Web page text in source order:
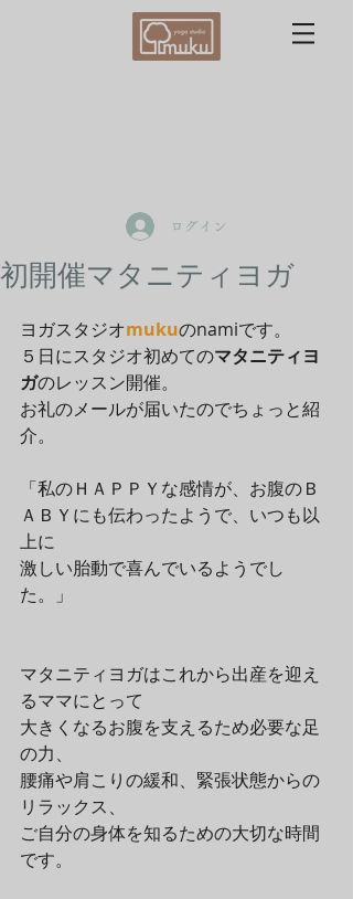
ログイン
初開催マタニティヨガ
ヨガスタジオmukuのnamiです。
５日にスタジオ初めてのマタニティヨ
ガのレッスン開催。
お礼のメールが届いたのでちょっと紹
介。
「私のＨＡＰＰＹな感情が、お腹のＢ
ＡＢＹにも伝わったようで、いつも以
上に
激しい胎動で喜んでいるようでし
た。」
マタニティヨガはこれから出産を迎え
るママにとって
大きくなるお腹を支えるため必要な足
の力、
腰痛や肩こりの緩和、緊張状態からの
リラックス、
ご自分の身体を知るための大切な時間
です。